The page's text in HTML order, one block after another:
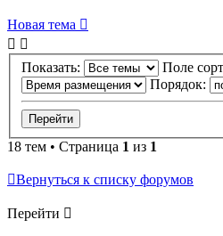
Новая
тема
Новая тема
Показать:
Поле
Порядок:
18 тем • Страница 1 из 1
Вернуться к списку форумов
Перейти